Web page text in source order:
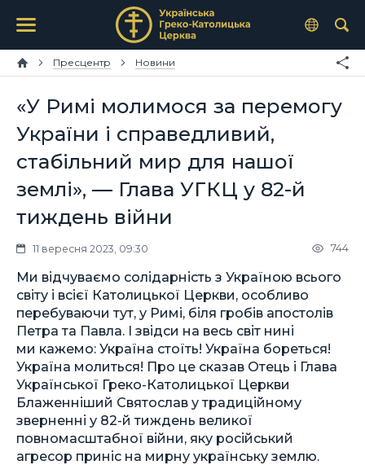
Пресцентр Новини
«У Римі молимося за перемогу
України і справедливий,
стабільний мир для нашої
землі», — Глава УГКЦ у 82-й
тиждень війни
11 вересня 2023, 09:30 744
Ми відчуваємо солідарність з Україною всього
світу і всієї Католицької Церкви, особливо
перебуваючи тут, у Римі, біля гробів апостолів
Петра та Павла. І звідси на весь світ нині
ми кажемо: Україна стоїть! Україна бореться!
Україна молиться! Про це сказав Отець і Глава
Української Греко-Католицької Церкви
Блаженніший Святослав у традиційному
зверненні у 82-й тиждень великої
повномасштабної війни, яку російський
агресор приніс на мирну українську землю.